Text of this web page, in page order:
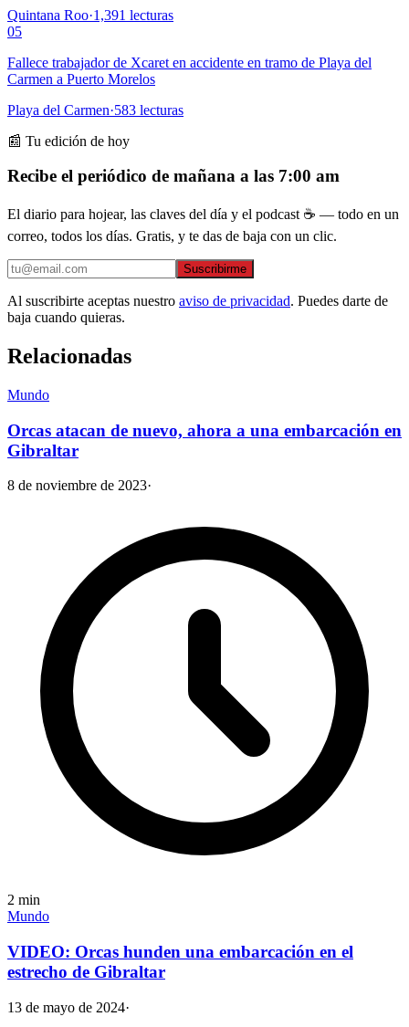
Quintana Roo·1,391 lecturas
05
Fallece trabajador de Xcaret en accidente en tramo de Playa del
Carmen a Puerto Morelos
Playa del Carmen·583 lecturas
📰 Tu edición de hoy
Recibe el periódico de mañana a las 7:00 am
El diario para hojear, las claves del día y el podcast ☕ — todo en un
correo, todos los días. Gratis, y te das de baja con un clic.
Suscribirme
Al suscribirte aceptas nuestro aviso de privacidad. Puedes darte de
baja cuando quieras.
Relacionadas
Mundo
Orcas atacan de nuevo, ahora a una embarcación en
Gibraltar
8 de noviembre de 2023·
2 min
Mundo
VIDEO: Orcas hunden una embarcación en el
estrecho de Gibraltar
13 de mayo de 2024·